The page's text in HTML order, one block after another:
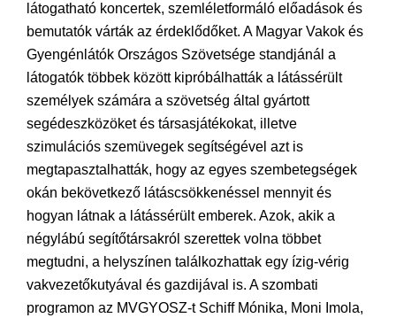
látogatható koncertek, szemléletformáló előadások és
bemutatók várták az érdeklődőket. A Magyar Vakok és
Gyengénlátók Országos Szövetsége standjánál a
látogatók többek között kipróbálhatták a látássérült
személyek számára a szövetség által gyártott
segédeszközöket és társasjátékokat, illetve
szimulációs szemüvegek segítségével azt is
megtapasztalhatták, hogy az egyes szembetegségek
okán bekövetkező látáscsökkenéssel mennyit és
hogyan látnak a látássérült emberek. Azok, akik a
négylábú segítőtársakról szerettek volna többet
megtudni, a helyszínen találkozhattak egy ízig-vérig
vakvezetőkutyával és gazdijával is. A szombati
programon az MVGYOSZ-t Schiff Mónika, Moni Imola,